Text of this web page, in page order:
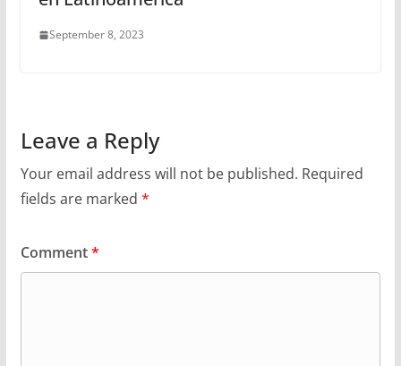
September 8, 2023
Leave a Reply
Your email address will not be published. Required
fields are marked *
Comment*